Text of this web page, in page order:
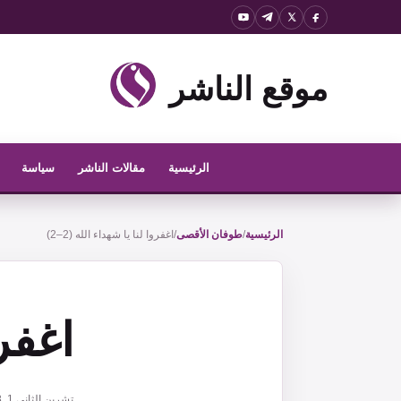
موقع الناشر
الرئيسية مقالات الناشر سياسة
الرئيسية/طوفان الأقصى/ اغفروا لنا يا شهداء الله (2–2)